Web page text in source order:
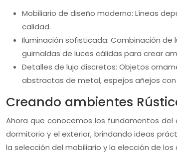
Mobiliario de diseño moderno: Líneas
calidad.
Iluminación sofisticada: Combinación
guirnaldas de luces cálidas para crear
Detalles de lujo discretos: Objetos
abstractas de metal, espejos añejos
Creando ambientes
Ahora que conocemos los fundamentos
dormitorio y el exterior, brindando ideas
la selección del mobiliario y la elección de